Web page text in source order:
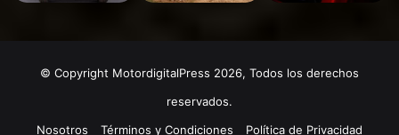
© Copyright MotordigitalPress 2026, Todos los derechos
reservados.
Nosotros
Términos y Condiciones Política de Privacidad